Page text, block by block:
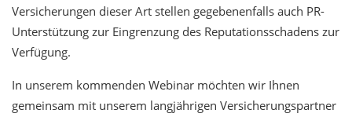
Versicherungen dieser Art stellen gegebenenfalls auch PR-
Unterstützung zur Eingrenzung des Reputationsschadens zur
Verfügung.
In unserem kommenden Webinar möchten wir Ihnen
gemeinsam mit unserem langjährigen Versicherungspartner